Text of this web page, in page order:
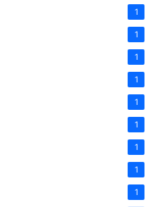
1
1
1
1
1
1
1
1
1